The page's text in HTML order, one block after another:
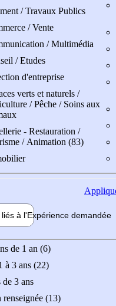
/ Travaux Publics
/ Vente
/ Multimédia
/ Etudes
d'entreprise
verts et naturels /
/ Pêche / Soins aux
- Restauration /
/ Animation (83)
à l'Expérience demandée
de 1 an (6)
à 3 ans (22)
de 3 ans
renseignée (13)